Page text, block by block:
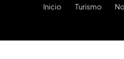
Inicio Turismo